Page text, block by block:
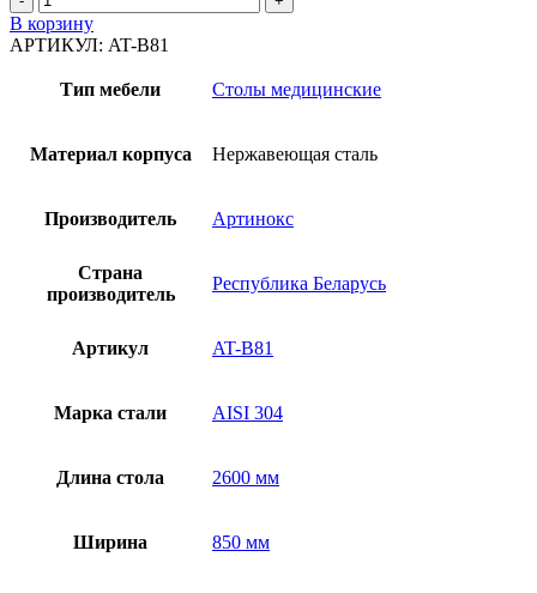
товара
Стол
вскрытий
AT-
В корзину
АРТИКУЛ: AT-B81
Тип мебели Столы медицинские
Материал корпуса Нержавеющая сталь
Производитель Артинокс
Страна
производитель
Республика Беларусь
Артикул AT-B81
Марка стали AISI 304
Длина стола 2600 мм
Ширина 850 мм